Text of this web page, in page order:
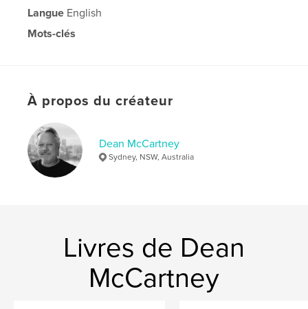
Langue English
Mots-clés
À propos du créateur
Dean McCartney
Sydney, NSW, Australia
Livres de Dean
McCartney